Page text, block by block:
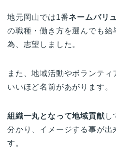
地元岡山では1番ネームバリ
の職種・働き方を選んでも給
為、志望しました。
また、地域活動やボランティ
いいほど名前があがります。
組織一丸となって地域貢献 し
分かり、イメージする事が
す。